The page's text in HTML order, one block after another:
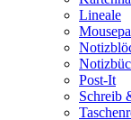
Lineale
Post-It
Schreib